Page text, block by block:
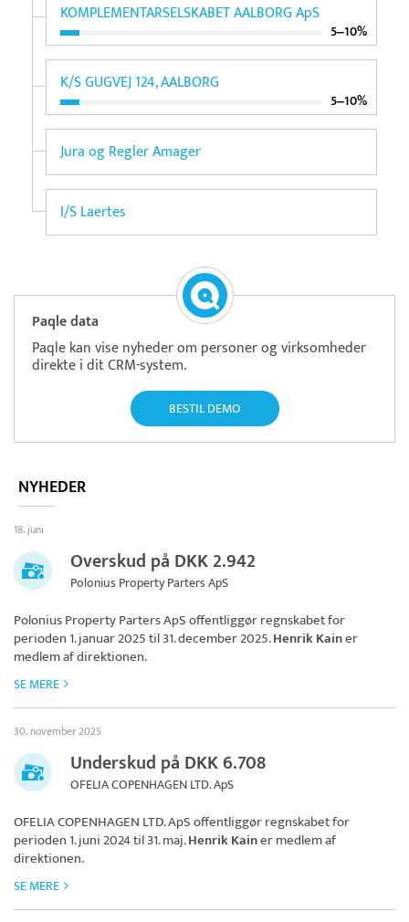
KOMPLEMENTARSELSKABET AALBORG ApS
5‒10%
K/S GUGVEJ 124, AALBORG
5‒10%
Jura og Regler Amager
I/S Laertes
Paqle data
Paqle kan vise nyheder om personer og virksomheder
direkte i dit CRM-system.
BESTIL DEMO
NYHEDER
18. juni
Overskud på DKK 2.942
Polonius Property Parters ApS
Polonius Property Parters ApSoffentliggør regnskabet for
perioden 1. januar 2025 til 31. december 2025.Henrik Kainer
medlem af direktionen.
SE MERE
30. november 2025
Underskud på DKK 6.708
OFELIA COPENHAGEN LTD. ApS
OFELIA COPENHAGEN LTD. ApSoffentliggør regnskabet for
perioden 1. juni 2024 til 31. maj.Henrik Kainer medlem af
direktionen.
SE MERE